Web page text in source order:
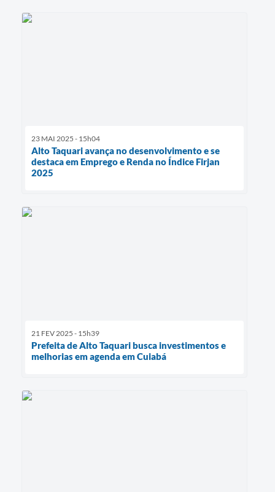
23 MAI 2025 - 15h04
Alto Taquari avança no desenvolvimento e se
destaca em Emprego e Renda no Índice Firjan
2025
21 FEV 2025 - 15h39
Prefeita de Alto Taquari busca investimentos e
melhorias em agenda em Cuiabá